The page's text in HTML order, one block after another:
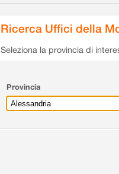
Ricerca Uffici della
Seleziona la provincia di
Provincia